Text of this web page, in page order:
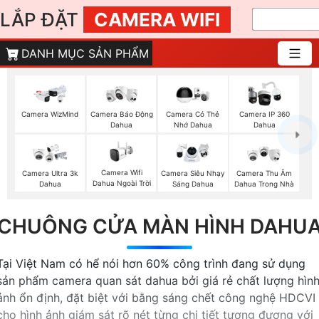
LẮP ĐẶT CAMERA WIFI
DANH MỤC SẢN PHẨM
Camera WizMind
Camera Báo Động
Dahua
Camera Có Thẻ
Nhớ Dahua
Camera IP 360
Dahua
Camera Ultra 3k
Dahua
Camera Wifi
Dahua Ngoài Trời
Camera Siêu Nhạy
Sáng Dahua
Camera Thu Âm
Dahua Trong Nhà
CỬA MÀN HÌNH
Việt Nam có hể nói hơn 60% công trình đang sử dụng
phẩm camera quan sát dahua bởi giá rẻ chất lượng hình
ổn định, đặt biệt với bằng sáng chết công nghệ HDCVI
hình ảnh giám sát rõ nét từng chi tiết tương đương với